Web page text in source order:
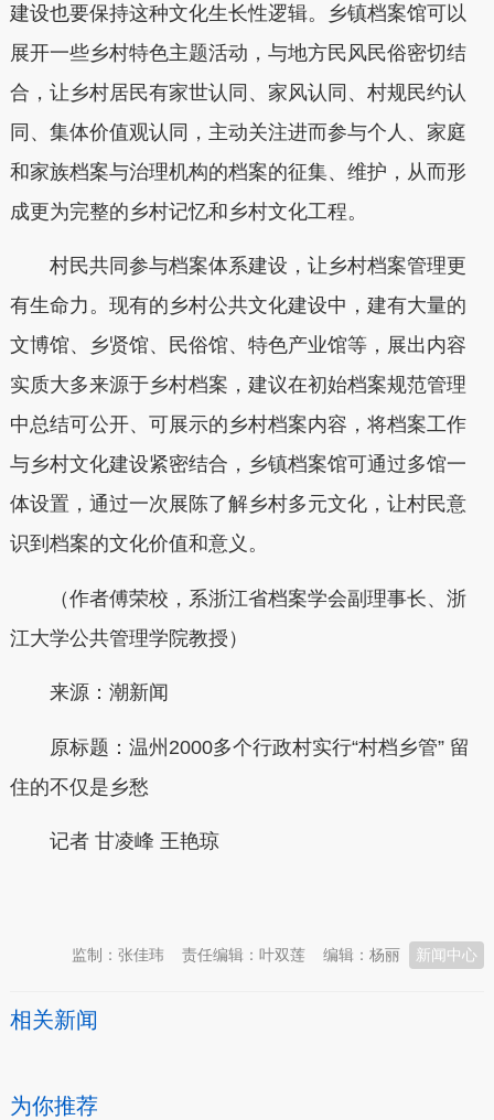
建设也要保持这种文化生长性逻辑。乡镇档案馆可以
展开一些乡村特色主题活动，与地方民风民俗密切结
合，让乡村居民有家世认同、家风认同、村规民约认
同、集体价值观认同，主动关注进而参与个人、家庭
和家族档案与治理机构的档案的征集、维护，从而形
成更为完整的乡村记忆和乡村文化工程。
村民共同参与档案体系建设，让乡村档案管理更
有生命力。现有的乡村公共文化建设中，建有大量的
文博馆、乡贤馆、民俗馆、特色产业馆等，展出内容
实质大多来源于乡村档案，建议在初始档案规范管理
中总结可公开、可展示的乡村档案内容，将档案工作
与乡村文化建设紧密结合，乡镇档案馆可通过多馆一
体设置，通过一次展陈了解乡村多元文化，让村民意
识到档案的文化价值和意义。
（作者傅荣校，系浙江省档案学会副理事长、浙
江大学公共管理学院教授）
来源：潮新闻
原标题：温州2000多个行政村实行“村档乡管” 留
住的不仅是乡愁
记者 甘凌峰 王艳琼
新闻中心
编辑：杨丽
责任编辑：叶双莲
监制：张佳玮
相关新闻
为你推荐